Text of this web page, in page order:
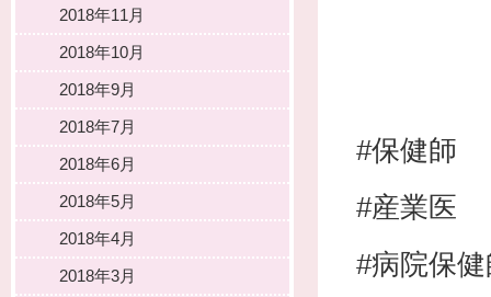
#保健師
#産業医
#病院保
2018年11月
2018年10月
2018年9月
2018年7月
2018年6月
2018年5月
2018年4月
2018年3月